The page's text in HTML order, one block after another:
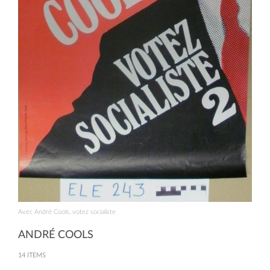
Avec André Cools, votez socialiste
ANDRÉ COOLS
14 ITEMS